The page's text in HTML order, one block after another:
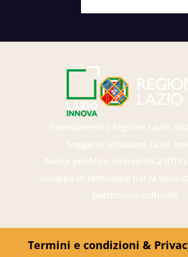
Finanziamento Regione Lazio,
Soggetto attuatore Lazio
Avviso pubblico intervento 2
Sviluppo di tecnologie per la
patrimonio culturale
Termini e condizioni &